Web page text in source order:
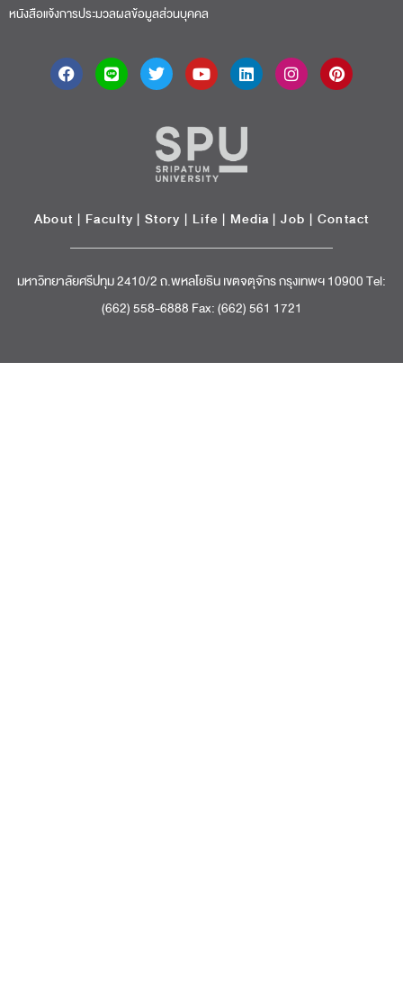
หนังสือแจ้งการประมวลผลข้อมูลส่วนบุคคล
About | Faculty | Story | Life | Media |Job | Contact
มหาวิทยาลัยศรีปทุม 2410/2 ถ.พหลโยธิน เขตจตุจักร กรุงเทพฯ 10900 Tel:
(662) 558-6888 Fax: (662) 561 1721